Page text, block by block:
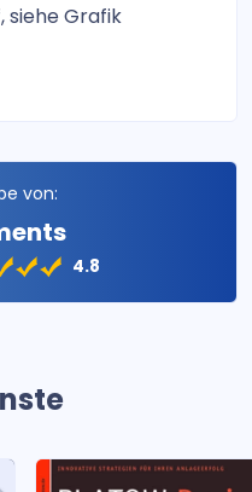
siehe Grafik
von:
4.8